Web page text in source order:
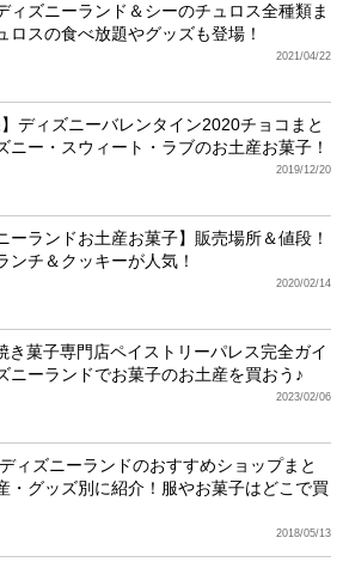
ィズニーランド＆シーのチュロス全種類ま
ロスの食べ放題やグッズも登場！
2021/04/22
】ディズニーバレンタイン2020チョコまと
ニー・スウィート・ラブのお土産お菓子！
2019/12/20
ーランドお土産お菓子】販売場所＆値段！
ンチ＆クッキーが人気！
2020/02/14
き菓子専門店ペイストリーパレス完全ガイ
ニーランドでお菓子のお土産を買おう♪
2023/02/06
ディズニーランドのおすすめショップまと
・グッズ別に紹介！服やお菓子はどこで買
2018/05/13